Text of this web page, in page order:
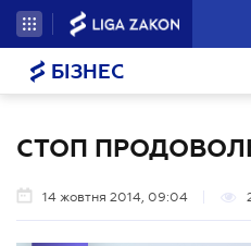
БІЗНЕС
СТОП
14 жовтня 2014, 09:04